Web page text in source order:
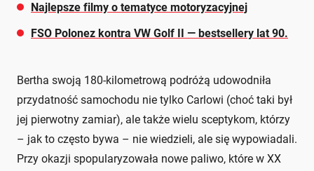
Najlepsze filmy o tematyce motoryzacyjnej
FSO Polonez kontra VW Golf II — bestsellery lat 90.
Bertha swoją 180-kilometrową podróżą udowodniła
przydatność samochodu nie tylko Carlowi (choć taki był
jej pierwotny zamiar), ale także wielu sceptykom, którzy
– jak to często bywa – nie wiedzieli, ale się wypowiadali.
Przy okazji spopularyzowała nowe paliwo, które w XX